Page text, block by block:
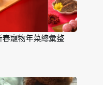
春寵物年菜總彙整